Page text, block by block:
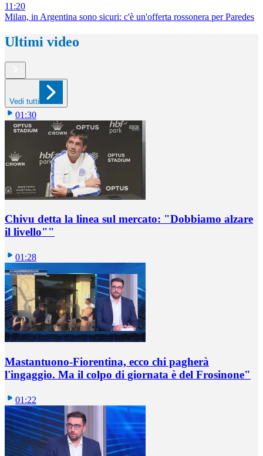
11:20
Milan, in Argentina sono sicuri: c'è un'offerta rossonera per Paredes
Ultimi video
Vedi tutti
01:30
Chivu detta la linea sul mercato: "Dobbiamo alzare
il livello""
01:28
Mastantuono-Fiorentina, ecco chi pagherà
l'ingaggio. Ma il colpo di giornata è del Frosinone"
01:22